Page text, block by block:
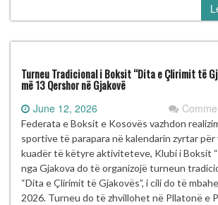
Turneu Tradicional i Boksit “Dita e Çlirimit të
më 13 Qershor në Gjakovë
June 12, 2026
Federata e Boksit e Kosovës vazhdon
sportive të parapara në kalendarin zyrtar
kuadër të këtyre aktiviteteve, Klubi i Boksit
nga Gjakova do të organizojë turneun
“Dita e Çlirimit të Gjakovës”, i cili do të
2026. Turneu do të zhvillohet në Pllatonë e